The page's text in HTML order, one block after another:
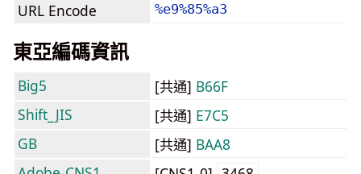
URL Encode %e9%85%a3
東亞編碼資訊
Big5 [共通] B66F
Shift_JIS
[共通] E7C5
GB
[共通] BAA8